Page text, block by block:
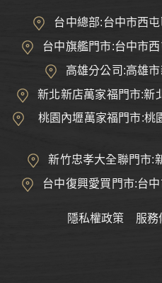
台中總部:台中市西
台中旗艦門市:台中市
高雄分公司:高雄
新北新店萬家福門市:新
桃園內壢萬家福門市:桃
新竹忠孝大全聯門市:
台中復興愛買門市:台
隱私權政策 服務